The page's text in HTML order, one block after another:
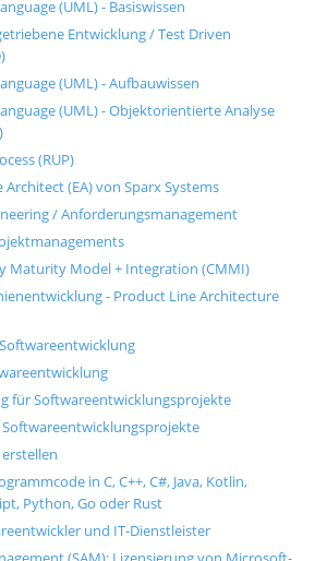
(UML) - Basiswissen
Entwicklung / Test Driven
(UML) - Aufbauwissen
(UML) - Objektorientierte Analyse
(RUP)
(EA) von Sparx Systems
/ Anforderungsmanagement
Maturity Model + Integration (CMMI)
- Product Line Architecture
für Softwareentwicklungsprojekte
in C, C++, C#, Java, Kotlin,
Python, Go oder Rust
und IT-Dienstleister